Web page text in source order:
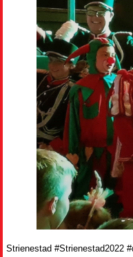
Strienestad #Strienestad2022